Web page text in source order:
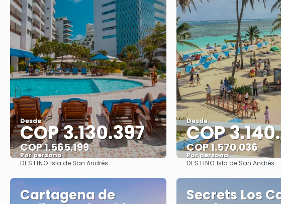
Desde
COP 3.130.397
COP 1.565.199
Por persona
Ver
DESTINO:Isla de San Andrés
Desde
COP
COP 1.570.036
Por persona
Ver
DESTINO:Isla de San Andrés
Cartagena de Secrets Los